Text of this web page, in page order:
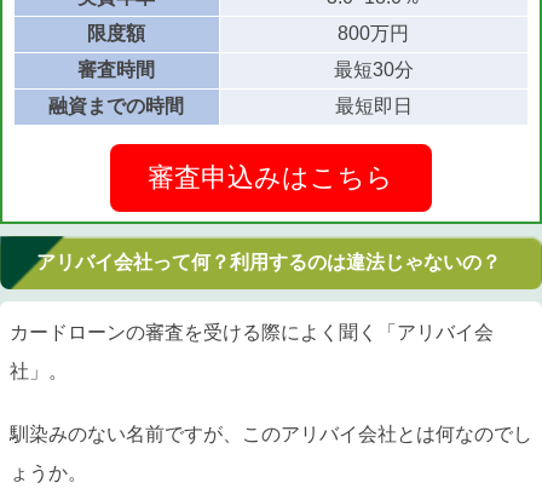
限度額
800万円
審査時間
最短30分
融資までの時間
最短即日
審査申込みはこちら
アリバイ会社って何？利用するのは違法じゃないの？
カードローンの審査を受ける際によく聞く「アリバイ会
社」。
馴染みのない名前ですが、このアリバイ会社とは何なのでし
ょうか。